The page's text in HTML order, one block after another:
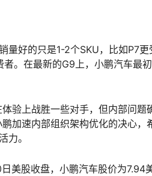
量好的只是1-2个SKU，比如P7
。在最新的G9上，小鹏汽车最
验上战胜一些对手，但内部问题
加速内部组织架构优化的决心，
力。
美股收盘，小鹏汽车股价为7.94